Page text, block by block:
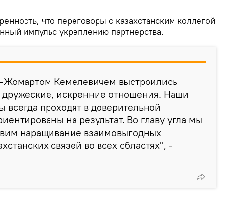
что переговоры с казахстанским коллегой
импульс укреплению партнерства.
Кемелевичем выстроились
дружеские, искренние отношения. Наши
всегда проходят в доверительной
на результат. Во главу угла мы
наращивание взаимовыгодных
связей во всех областях", -